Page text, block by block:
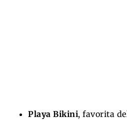
Playa Bikini, favorita